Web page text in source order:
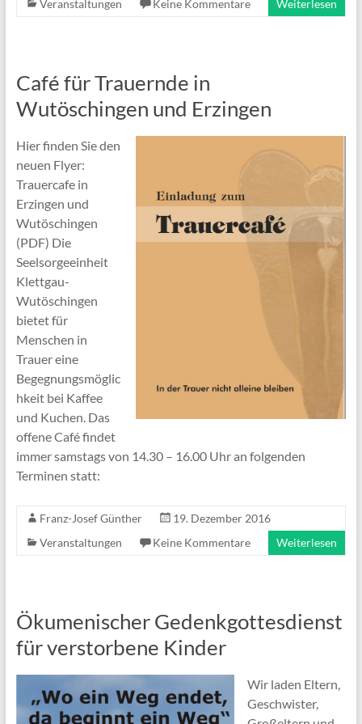
Veranstaltungen
Keine Kommentare Weiterlesen
Café für Trauernde in
Wutöschingen und Erzingen
Hier finden Sie den
neuen Flyer:
Trauercafe in
Erzingen und
Wutöschingen
(PDF) Die
Seelsorgeeinheit
Klettgau-
Wutöschingen
bietet für
Menschen in
Trauer eine
Begegnungsmöglic
hkeit bei Kaffee
und Kuchen. Das
offene Café findet
immer samstags von 14.30 – 16.00 Uhr an folgenden
Terminen statt:
Franz-Josef Günther
19. Dezember 2016
Veranstaltungen
Keine Kommentare Weiterlesen
Ökumenischer Gedenkgottesdienst
für verstorbene Kinder
Wir laden Eltern,
Geschwister,